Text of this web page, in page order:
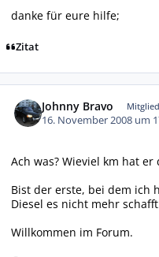
danke für eure hilfe;
Zitat
Johnny Bravo Mitglied
16. November 2008 um
Ach was? Wieviel km hat er
Bist der erste, bei dem ich
Diesel es nicht mehr
Willkommen im Forum.